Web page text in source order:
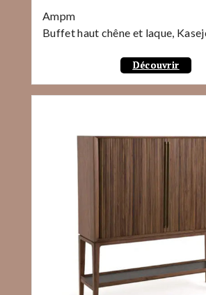
Ampm
Buffet haut chêne et laque,
Découvrir